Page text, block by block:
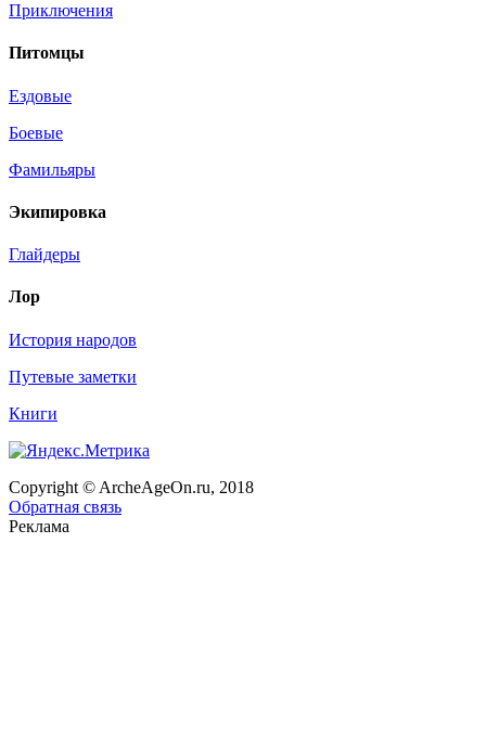
Приключения
Питомцы
Ездовые
Боевые
Фамильяры
Экипировка
Глайдеры
Лор
История народов
Путевые заметки
Книги
Copyright © ArcheAgeOn.ru, 2018
Обратная связь
Реклама